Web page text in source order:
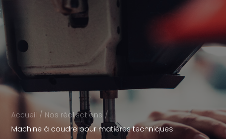
Accueil
Nos réalisations
Machine à coudre pour matières techniques